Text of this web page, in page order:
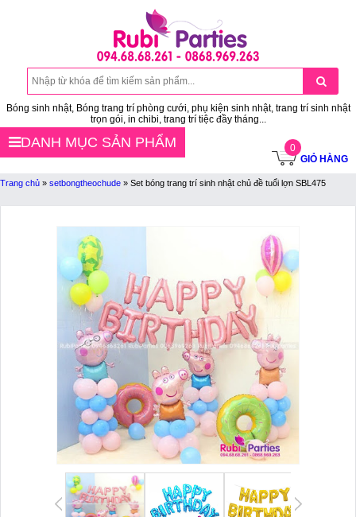
Bóng sinh nhật, Bóng trang trí phòng cưới, phụ kiện sinh nhật, trang trí sinh nhật
trọn gói, in chibi, trang trí tiệc đầy tháng...
0
GIỎ HÀNG
DANH MỤC SẢN PHẨM
Trang chủ » setbongtheochude » Set bóng trang trí sinh nhật chủ đề tuổi lợn SBL475